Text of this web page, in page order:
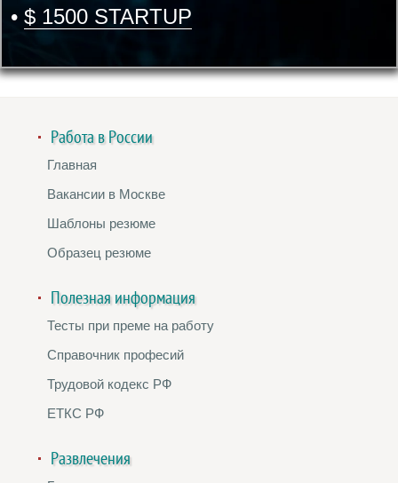
• $ 1500 STARTUP
Работа в России
Главная
Вакансии в Москве
Шаблоны резюме
Образец резюме
Полезная информация
Тесты при преме на работу
Справочник професий
Трудовой кодекс РФ
ЕТКС РФ
Развлечения